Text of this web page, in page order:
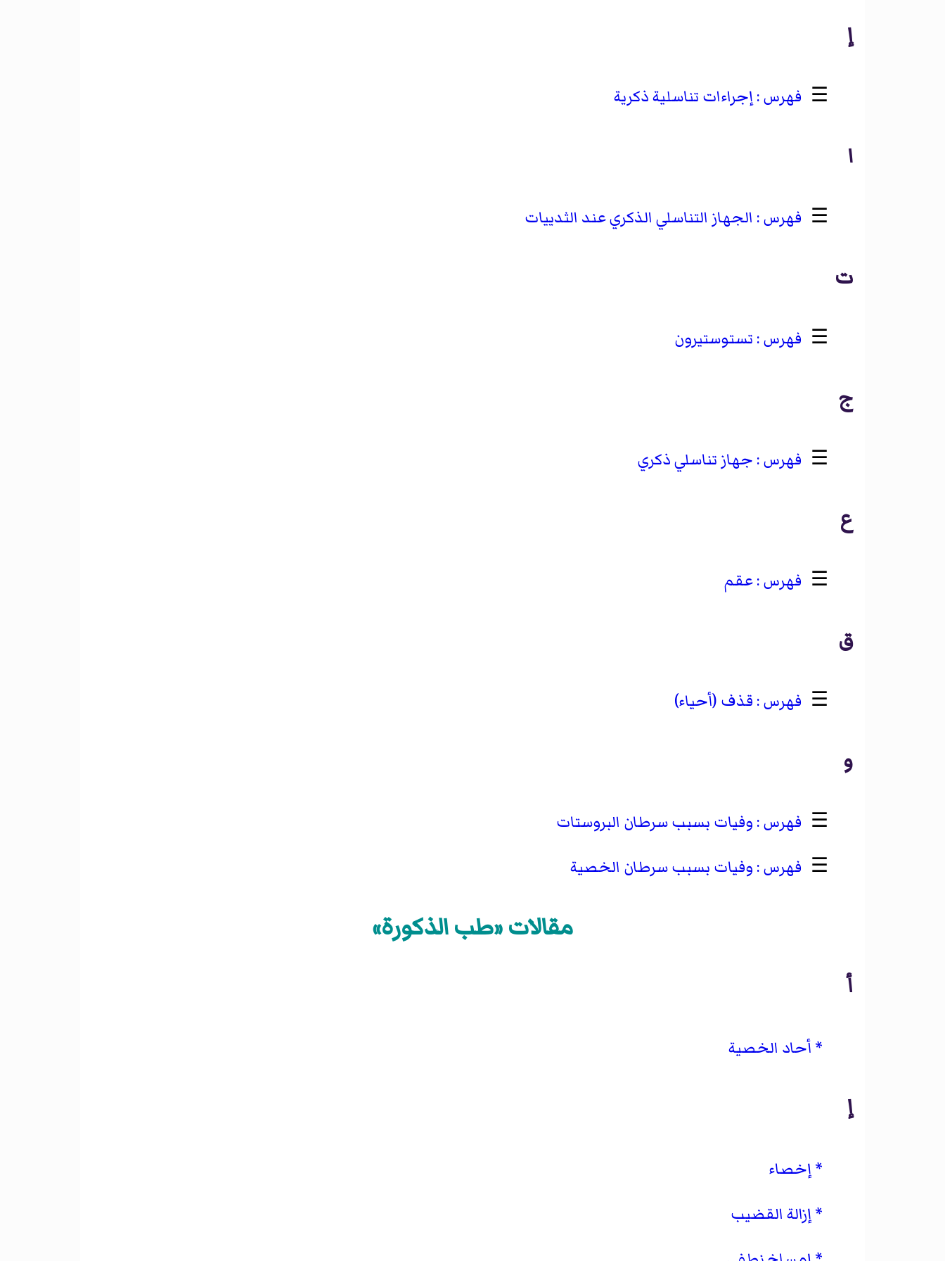
إ
☰ إجراءات تناسلية ذكرية
ا
☰ الجهاز التناسلي الذكري عند الثدييات
ت
☰ تستوستيرون
ج
☰ جهاز تناسلي ذكري
ع
☰ عقم
ق
☰ قذف (أحياء)
و
☰
وفيات بسبب سرطان البروستات
☰
وفيات بسبب سرطان الخصية
مقالات «طب الذكورة»
أ
أحاد الخصية
إ
إخصاء
إزالة القضيب